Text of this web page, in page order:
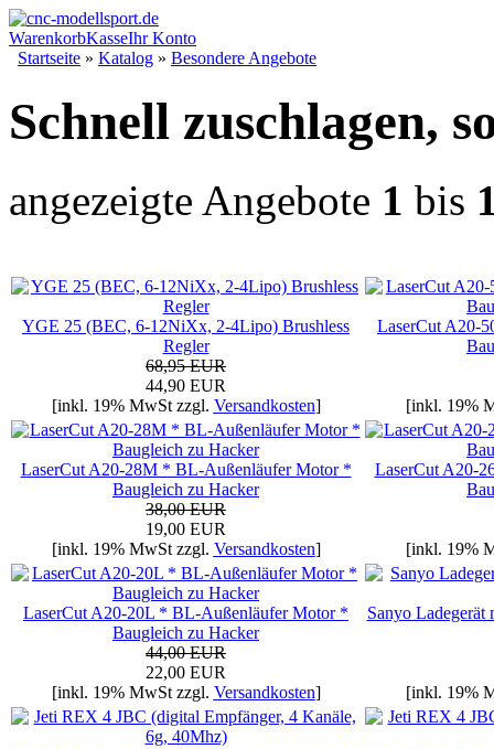
WarenkorbKasseIhr Konto
Startseite » Katalog » Besondere Angebote
Schnell zuschlagen,
angezeigte Angebote 1 bis
YGE 25 (BEC, 6-12NiXx, 2-4Lipo) Brushless
Regler
68,95 EUR
44,90 EUR
[inkl. 19% MwSt zzgl. Versandkosten]
LaserCut A20-
[inkl. 19%
LaserCut A20-28M * BL-Außenläufer Motor *
Baugleich zu Hacker
38,00 EUR
19,00 EUR
[inkl. 19% MwSt zzgl. Versandkosten]
LaserCut A20-
[inkl. 19%
LaserCut A20-20L * BL-Außenläufer Motor *
Baugleich zu Hacker
44,00 EUR
22,00 EUR
[inkl. 19% MwSt zzgl. Versandkosten]
Sanyo
[inkl. 19%